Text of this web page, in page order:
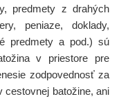
predmety z drahých
peniaze, doklady,
predmety a pod.) sú
v priestore pre
zodpovednosť za
cestovnej batožine, ani